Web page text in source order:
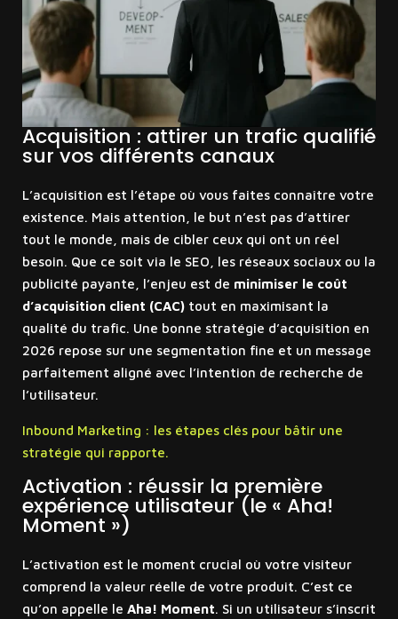
Acquisition : attirer un trafic qualifié
sur vos différents canaux
L’acquisition est l’étape où vous faites connaître votre
existence. Mais attention, le but n’est pas d’attirer
tout le monde, mais de cibler ceux qui ont un réel
besoin. Que ce soit via le SEO, les réseaux sociaux ou la
publicité payante, l’enjeu est de minimiser le coût
d’acquisition client (CAC)tout en maximisant la
qualité du trafic. Une bonne stratégie d’acquisition en
2026 repose sur une segmentation fine et un message
parfaitement aligné avec l’intention de recherche de
l’utilisateur.
Inbound Marketing : les étapes clés pour bâtir une
stratégie qui rapporte.
Activation : réussir la première
expérience utilisateur (le « Aha!
Moment »)
L’activation est le moment crucial où votre visiteur
comprend la valeur réelle de votre produit. C’est ce
qu’on appelle le Aha! Moment. Si un utilisateur s’inscrit